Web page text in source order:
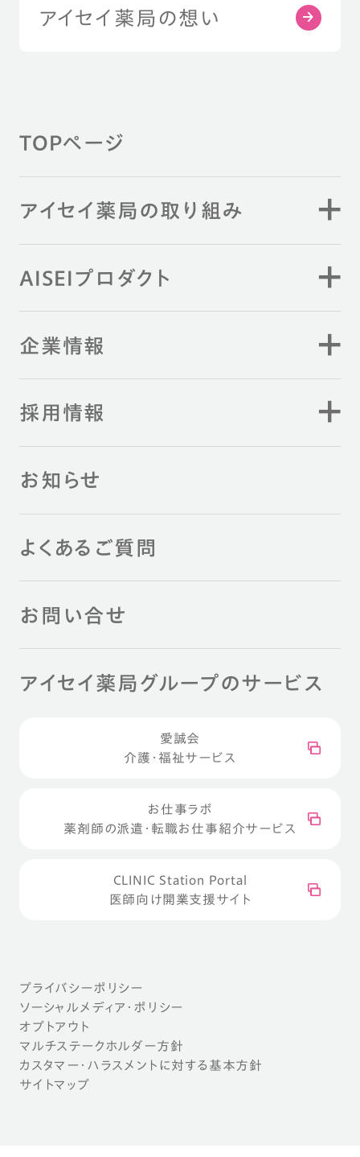
アイセイ薬局の想い
TOPページ
アイセイ薬局の取り組み
AISEIプロダクト
企業情報
採用情報
お知らせ
よくあるご質問
お問い合せ
アイセイ薬局グループのサービス
愛誠会
介護・福祉サービス
お仕事ラボ
薬剤師の派遣・転職お仕事紹介サービス
CLINIC Station Portal
医師向け開業支援サイト
プライバシーポリシー
ソーシャルメディア・ポリシー
オプトアウト
マルチステークホルダー方針
カスタマー・ハラスメントに対する基本方針
サイトマップ